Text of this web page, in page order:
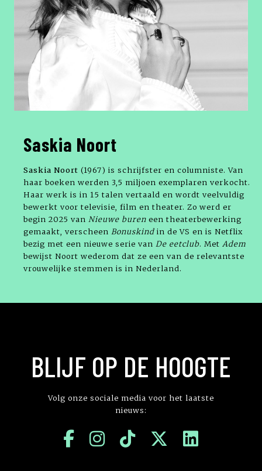
Saskia Noort
Saskia Noort (1967) is schrijfster en columniste. Van
haar boeken werden 3,5 miljoen exemplaren verkocht.
Haar werk is in 15 talen vertaald en wordt veelvuldig
bewerkt voor televisie, film en theater. Zo werd er
begin 2025 van Nieuwe buren een theaterbewerking
gemaakt, verscheen Bonuskind in de VS en is Netflix
bezig met een nieuwe serie van De eetclub. Met Adem
bewijst Noort wederom dat ze een van de relevantste
vrouwelijke stemmen is in Nederland.
BLIJF OP DE HOOGTE
Volg onze sociale media voor het laatste
nieuws: